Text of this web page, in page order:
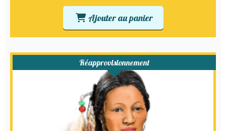
Ajouter au panier
Réapprovisionnement